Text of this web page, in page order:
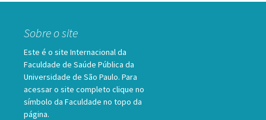
Sobre o site
Este é o site Internacional da
Faculdade de Saúde Pública da
Universidade de São Paulo. Para
acessar o site completo clique no
símbolo da Faculdade no topo da
página.